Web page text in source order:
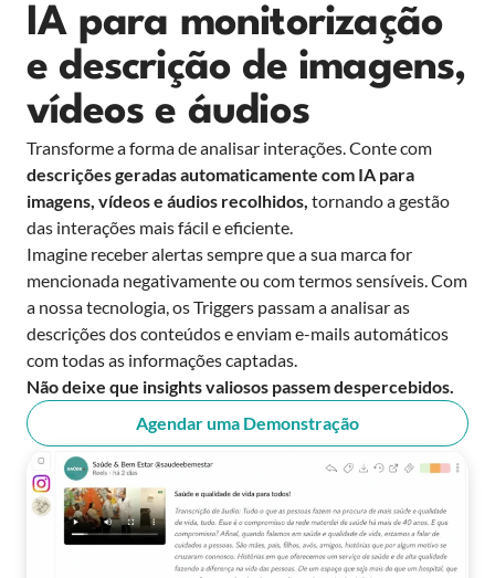
IA para monitorização
e descrição de imagens,
vídeos e áudios
Transforme a forma de analisar interações. Conte com
descrições geradas automaticamente com IA para
imagens, vídeos e áudios recolhidos, tornando a gestão
das interações mais fácil e eficiente.
Imagine receber alertas sempre que a sua marca for
mencionada negativamente ou com termos sensíveis. Com
a nossa tecnologia, os Triggers passam a analisar as
descrições dos conteúdos e enviam e-mails automáticos
com todas as informações captadas.
Não deixe que insights valiosos passem despercebidos.
Agendar uma Demonstração